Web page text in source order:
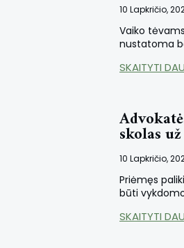
10 Lapkričio,
Vaiko
nustatoma
SKAITYTI
skolas
10 Lapkričio,
Priėmęs
būti
SKAITYTI